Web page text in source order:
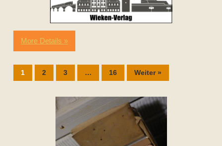
More Details »
1 2 3 … 16 Weiter »